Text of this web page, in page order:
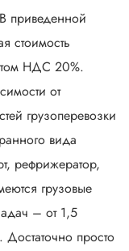
приведенной
стоимость
НДС 20%.
от
грузоперевозки
вида
рефрижератор,
грузовые
– от 1,5
просто